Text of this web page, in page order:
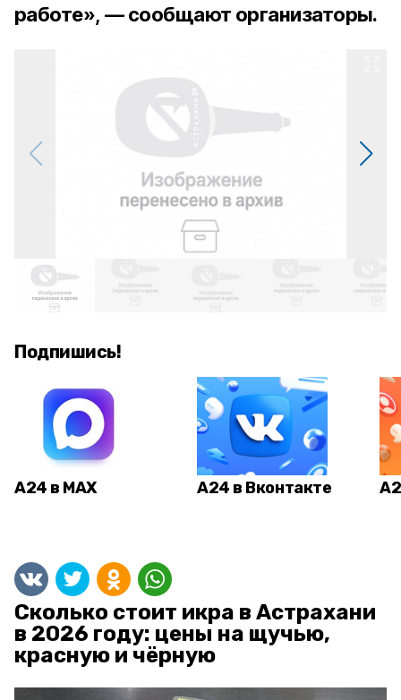
работе», — сообщают организаторы.
Подпишись!
А24 в MAX А24 в Вконтакте
Сколько стоит икра в Астрахани
в 2026 году: цены на щучью,
красную и чёрную